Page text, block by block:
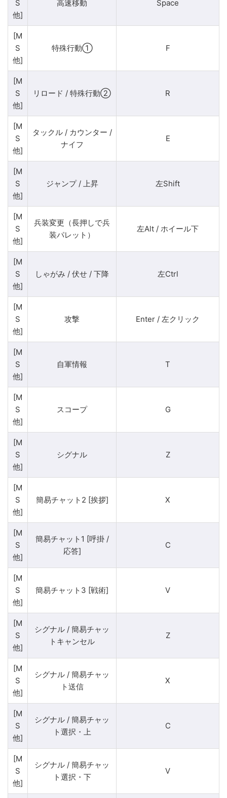
S
他]
高速移動 Space
[M
S
他]
特殊行動① F
[M
S
他]
リロード / 特殊行動② R
[M
S
他]
タックル / カウンター /
ナイフ
E
[M
S
他]
ジャンプ / 上昇 左Shift
[M
S
他]
兵装変更（長押しで兵
装パレット）
左Alt / ホイール下
[M
S
他]
しゃがみ / 伏せ / 下降 左Ctrl
[M
S
他]
攻撃 Enter / 左クリック
[M
S
他]
自軍情報 T
[M
S
他]
スコープ G
[M
S
他]
シグナル Z
[M
S
他]
簡易チャット2 [挨拶] X
[M
S
他]
簡易チャット1 [呼掛 /
応答]
C
[M
S
他]
簡易チャット3 [戦術] V
[M
S
他]
シグナル / 簡易チャッ
トキャンセル
Z
[M
S
他]
シグナル / 簡易チャッ
ト送信
X
[M
S
他]
シグナル / 簡易チャッ
ト選択・上
C
[M
S
他]
シグナル / 簡易チャッ
ト選択・下
V